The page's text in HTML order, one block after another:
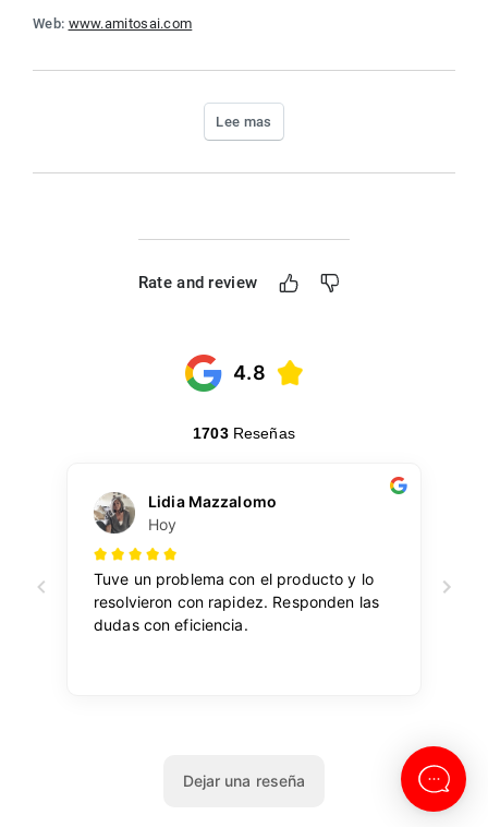
Web: www.amitosai.com
Lee mas
Rate and review